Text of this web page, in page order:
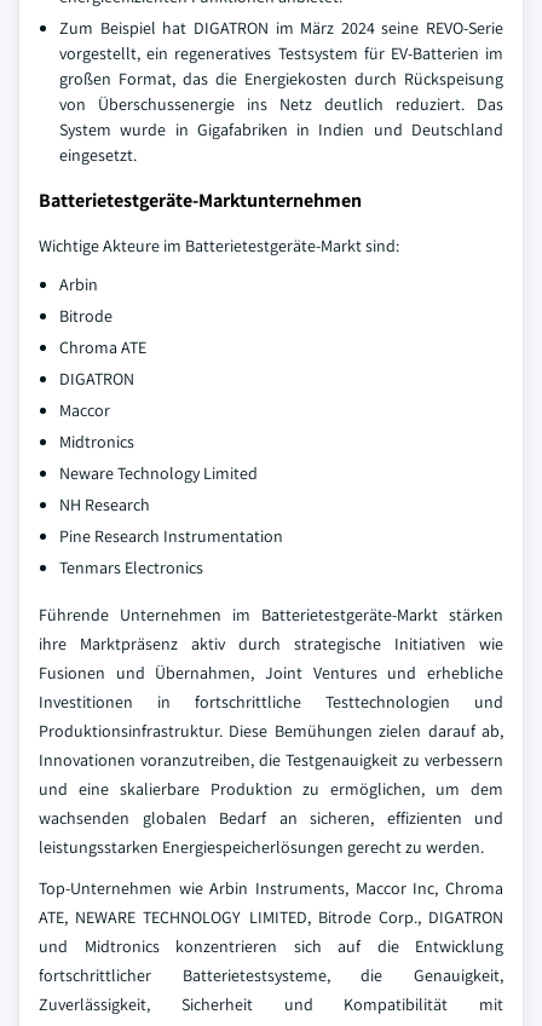
Zum Beispiel hat DIGATRON im März 2024 seine REVO-Serie
vorgestellt, ein regeneratives Testsystem für EV-Batterien im
großen Format, das die Energiekosten durch Rückspeisung
von Überschussenergie ins Netz deutlich reduziert. Das
System wurde in Gigafabriken in Indien und Deutschland
eingesetzt.
Batterietestgeräte-Marktunternehmen
Wichtige Akteure im Batterietestgeräte-Markt sind:
Arbin
Bitrode
Chroma ATE
DIGATRON
Maccor
Midtronics
Neware Technology Limited
NH Research
Pine Research Instrumentation
Tenmars Electronics
Führende Unternehmen im Batterietestgeräte-Markt stärken
ihre Marktpräsenz aktiv durch strategische Initiativen wie
Fusionen und Übernahmen, Joint Ventures und erhebliche
Investitionen in fortschrittliche Testtechnologien und
Produktionsinfrastruktur. Diese Bemühungen zielen darauf ab,
Innovationen voranzutreiben, die Testgenauigkeit zu verbessern
und eine skalierbare Produktion zu ermöglichen, um dem
wachsenden globalen Bedarf an sicheren, effizienten und
leistungsstarken Energiespeicherlösungen gerecht zu werden.
Top-Unternehmen wie Arbin Instruments, Maccor Inc, Chroma
ATE, NEWARE TECHNOLOGY LIMITED, Bitrode Corp., DIGATRON
und Midtronics konzentrieren sich auf die Entwicklung
fortschrittlicher Batterietestsysteme, die Genauigkeit,
Zuverlässigkeit, Sicherheit und Kompatibilität mit